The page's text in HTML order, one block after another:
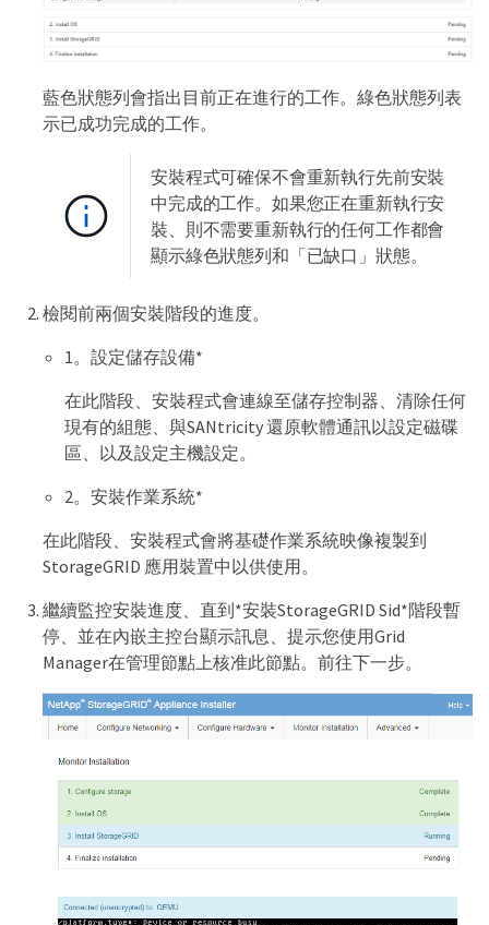
藍色狀態列會指出目前正在進行的工作。綠色狀態列表
示已成功完成的工作。
安裝程式可確保不會重新執行先前安裝
中完成的工作。如果您正在重新執行安
裝、則不需要重新執行的任何工作都會
顯示綠色狀態列和「已缺口」狀態。
檢閱前兩個安裝階段的進度。
1。設定儲存設備*
在此階段、安裝程式會連線至儲存控制器、清除任何
現有的組態、與SANtricity 還原軟體通訊以設定磁碟
區、以及設定主機設定。
2。安裝作業系統*
在此階段、安裝程式會將基礎作業系統映像複製到
StorageGRID 應用裝置中以供使用。
繼續監控安裝進度、直到*安裝StorageGRID Sid*階段暫
停、並在內嵌主控台顯示訊息、提示您使用Grid
Manager在管理節點上核准此節點。前往下一步。